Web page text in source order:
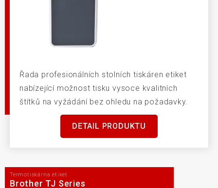
Řada profesionálních stolních tiskáren etiket
nabízející možnost tisku vysoce kvalitních
štítků na vyžádání bez ohledu na požadavky.
DETAIL PRODUKTU
Termotiskárna etiket
Brother TJ Series